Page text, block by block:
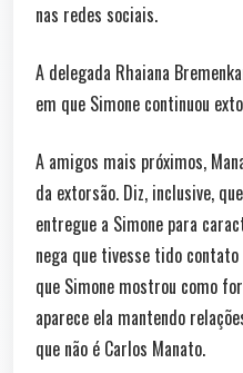
nas redes sociais.
A delegada Rhaiana
em que Simone continuou
A amigos mais próximos,
da extorsão. Diz, inclusive,
entregue a Simone para
nega que tivesse tido
que Simone mostrou como
aparece ela mantendo
que não é Carlos Manato.